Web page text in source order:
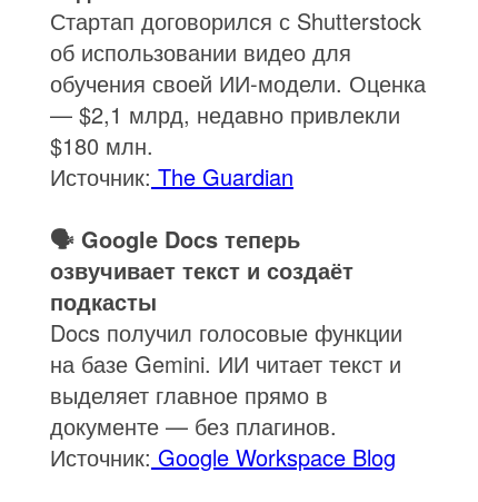
Стартап договорился с Shutterstock
об использовании видео для
обучения своей ИИ-модели. Оценка
— $2,1 млрд, недавно привлекли
$180 млн.
Источник: The Guardian
🗣️ Google Docs теперь
озвучивает текст и создаёт
подкасты
Docs получил голосовые функции
на базе Gemini. ИИ читает текст и
выделяет главное прямо в
документе — без плагинов.
Источник: Google Workspace Blog